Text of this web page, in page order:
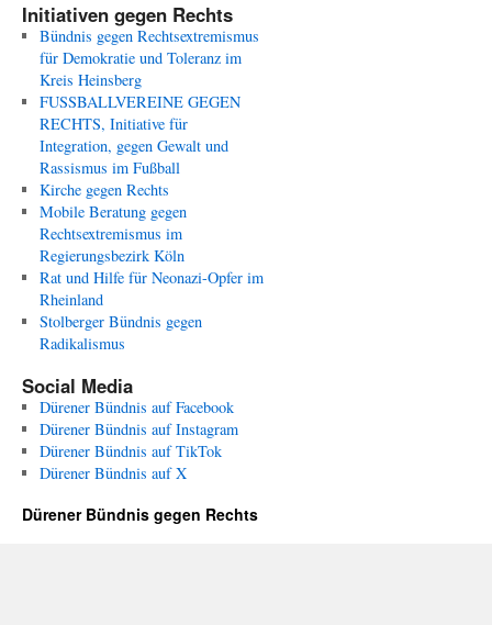
Initiativen gegen Rechts
Bündnis gegen Rechtsextremismus
für Demokratie und Toleranz im
Kreis Heinsberg
FUSSBALLVEREINE GEGEN
RECHTS, Initiative für
Integration, gegen Gewalt und
Rassismus im Fußball
Kirche gegen Rechts
Mobile Beratung gegen
Rechtsextremismus im
Regierungsbezirk Köln
Rat und Hilfe für Neonazi-Opfer im
Rheinland
Stolberger Bündnis gegen
Radikalismus
Social Media
Dürener Bündnis auf Facebook
Dürener Bündnis auf Instagram
Dürener Bündnis auf TikTok
Dürener Bündnis auf X
Dürener Bündnis gegen Rechts